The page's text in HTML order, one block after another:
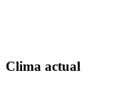
Clima actual